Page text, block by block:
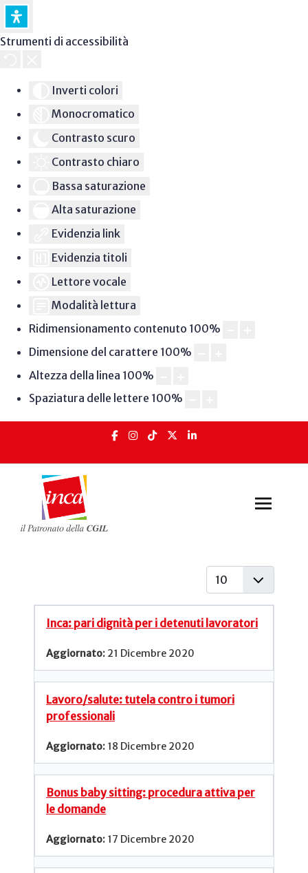
Strumenti di accessibilità
Inverti colori
Monocromatico
Contrasto scuro
Contrasto chiaro
Bassa saturazione
Alta saturazione
Evidenzia link
Evidenzia titoli
Lettore vocale
Modalità lettura
Ridimensionamento contenuto 100%
Dimensione del carattere 100%
Altezza della linea 100%
Spaziatura delle lettere 100%
Visualizza #
Inca: pari dignità per i detenuti lavoratori
21 Dicembre 2020
Lavoro/salute: tutela contro i tumori
professionali
18 Dicembre 2020
Bonus baby sitting: procedura attiva per
le domande
17 Dicembre 2020